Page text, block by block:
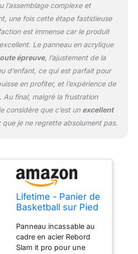
l’assemblage complexe et
une fois cette étape fastidieuse
est immense car le produit
Le panneau en acrylique
épreuve, l’ajustement de la
d’enfant, ce qui est parfait pour
en profiter, et l’expérience de
Au final, malgré la frustration
considère que c’est un excellent
que je ne regrette absolument pas.
Lifetime - Panier de
Basketball sur Pied
137 cm Ajustable
Panneau incassable au
cadre en acier Rebord
Slam it pro pour une